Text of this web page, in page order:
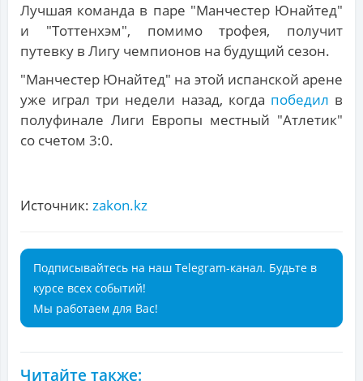
Лучшая команда в паре "Манчестер Юнайтед"
и "Тоттенхэм", помимо трофея, получит
путевку в Лигу чемпионов на будущий сезон.
"Манчестер Юнайтед" на этой испанской арене
уже играл три недели назад, когда победил в
полуфинале Лиги Европы местный "Атлетик"
со счетом 3:0.
Источник: zakon.kz
Подписывайтесь на наш Telegram-канал. Будьте в
курсе всех событий!
Мы работаем для Вас!
Читайте также: